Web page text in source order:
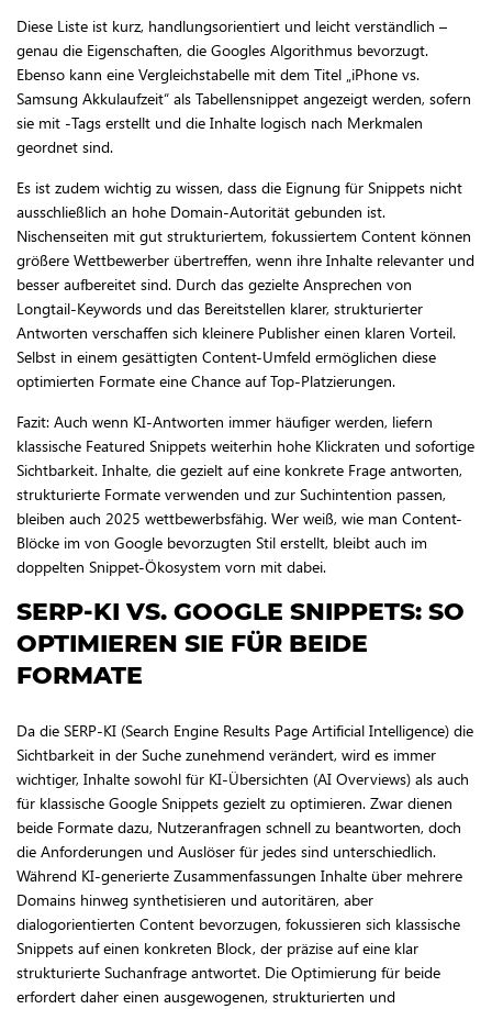
Diese Liste ist kurz, handlungsorientiert und leicht verständlich –
genau die Eigenschaften, die Googles Algorithmus bevorzugt.
Ebenso kann eine Vergleichstabelle mit dem Titel „iPhone vs.
Samsung Akkulaufzeit“ als Tabellensnippet angezeigt werden, sofern
sie mit -Tags erstellt und die Inhalte logisch nach Merkmalen
geordnet sind.
Es ist zudem wichtig zu wissen, dass die Eignung für Snippets nicht
ausschließlich an hohe Domain-Autorität gebunden ist.
Nischenseiten mit gut strukturiertem, fokussiertem Content können
größere Wettbewerber übertreffen, wenn ihre Inhalte relevanter und
besser aufbereitet sind. Durch das gezielte Ansprechen von
Longtail-Keywords und das Bereitstellen klarer, strukturierter
Antworten verschaffen sich kleinere Publisher einen klaren Vorteil.
Selbst in einem gesättigten Content-Umfeld ermöglichen diese
optimierten Formate eine Chance auf Top-Platzierungen.
Fazit: Auch wenn KI-Antworten immer häufiger werden, liefern
klassische Featured Snippets weiterhin hohe Klickraten und sofortige
Sichtbarkeit. Inhalte, die gezielt auf eine konkrete Frage antworten,
strukturierte Formate verwenden und zur Suchintention passen,
bleiben auch 2025 wettbewerbsfähig. Wer weiß, wie man Content-
Blöcke im von Google bevorzugten Stil erstellt, bleibt auch im
doppelten Snippet-Ökosystem vorn mit dabei.
SERP-KI VS. GOOGLE SNIPPETS: SO
OPTIMIEREN SIE FÜR BEIDE
FORMATE
Da die SERP-KI (Search Engine Results Page Artificial Intelligence) die
Sichtbarkeit in der Suche zunehmend verändert, wird es immer
wichtiger, Inhalte sowohl für KI-Übersichten (AI Overviews) als auch
für klassische Google Snippets gezielt zu optimieren. Zwar dienen
beide Formate dazu, Nutzeranfragen schnell zu beantworten, doch
die Anforderungen und Auslöser für jedes sind unterschiedlich.
Während KI-generierte Zusammenfassungen Inhalte über mehrere
Domains hinweg synthetisieren und autoritären, aber
dialogorientierten Content bevorzugen, fokussieren sich klassische
Snippets auf einen konkreten Block, der präzise auf eine klar
strukturierte Suchanfrage antwortet. Die Optimierung für beide
erfordert daher einen ausgewogenen, strukturierten und